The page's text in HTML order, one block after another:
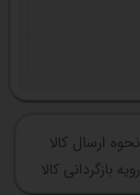
نحوه ارسال کالا
رویه بازگردانی کالا